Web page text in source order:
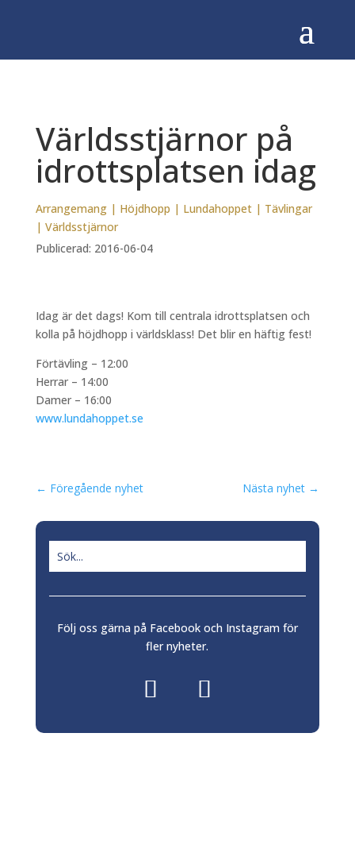
Världsstjärnor på
idrottsplatsen idag
Arrangemang| Höjdhopp | Lundahoppet| Tävlingar
| Världsstjärnor
Publicerad: 2016-06-04
Idag är det dags! Kom till centrala idrottsplatsen och
kolla på höjdhopp i världsklass! Det blir en häftig fest!
Förtävling – 12:00
Herrar – 14:00
Damer – 16:00
www.lundahoppet.se
← Föregående nyhet Nästa nyhet →
Följ oss gärna på Facebook och Instagram för
fler nyheter.